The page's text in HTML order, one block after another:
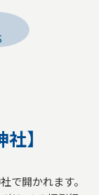
】
で開かれます。